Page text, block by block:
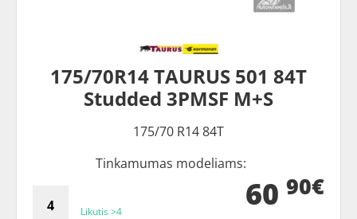
175/70R14 TAURUS 501 84T
Studded 3PMSF M+S
175/70 R14 84T
Tinkamumas modeliams:
Likutis >4 60 90€